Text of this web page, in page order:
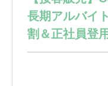
長期アルバイ
割＆正社員登